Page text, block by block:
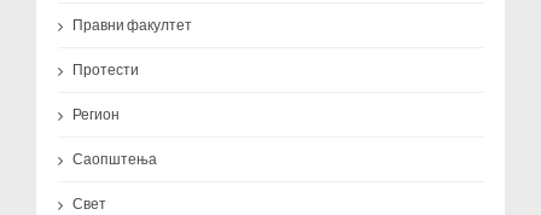
Правни факултет
Протести
Регион
Саопштења
Свет